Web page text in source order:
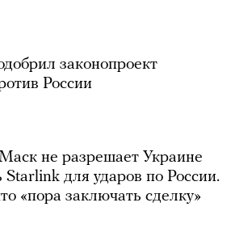
законопроект
России
не разрешает Украине
Starlink для ударов по России.
«пора заключать сделку»